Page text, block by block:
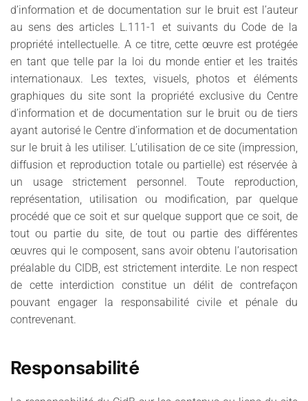
d’information et de documentation sur le bruit est l’auteur
au sens des articles L.111-1 et suivants du Code de la
propriété intellectuelle. A ce titre, cette œuvre est protégée
en tant que telle par la loi du monde entier et les traités
internationaux. Les textes, visuels, photos et éléments
graphiques du site sont la propriété exclusive du Centre
d’information et de documentation sur le bruit ou de tiers
ayant autorisé le Centre d’information et de documentation
sur le bruit à les utiliser. L’utilisation de ce site (impression,
diffusion et reproduction totale ou partielle) est réservée à
un usage strictement personnel. Toute reproduction,
représentation, utilisation ou modification, par quelque
procédé que ce soit et sur quelque support que ce soit, de
tout ou partie du site, de tout ou partie des différentes
œuvres qui le composent, sans avoir obtenu l’autorisation
préalable du CIDB, est strictement interdite. Le non respect
de cette interdiction constitue un délit de contrefaçon
pouvant engager la responsabilité civile et pénale du
contrevenant.
Responsabilité